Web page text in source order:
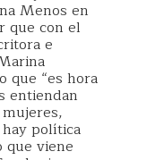
Menos en
que con el
e
que “es hora
entiendan
política
que viene